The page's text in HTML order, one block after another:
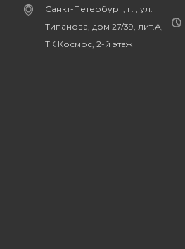
Санкт-Петербург, г. , ул.
Типанова, дом 27/39, лит.А,
ТК Космос, 2-й этаж